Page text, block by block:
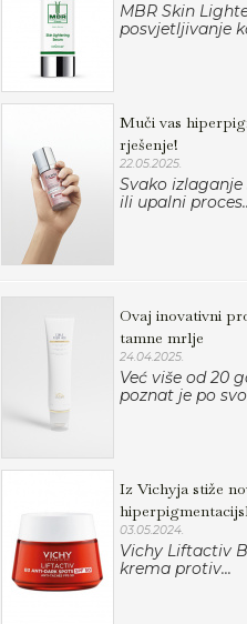
MBR Skin
posvjetljivanje
Muči vas
rješenje!
22.05.2025.
Svako
ili upalni
Ovaj inovativni
tamne mrlje
24.04.2025.
Već više od 20
poznat je po
Iz Vichyja stiže
03.05.2024.
Vichy Liftactiv
krema protiv...